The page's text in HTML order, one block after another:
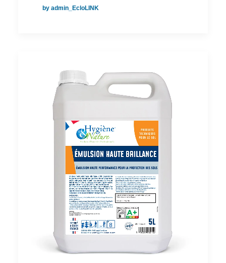
by admin_EcloLINK